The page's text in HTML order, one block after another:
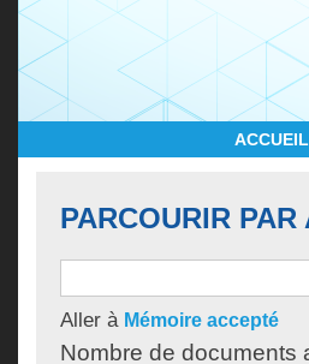
ACCUEIL
PARCOURIR PAR
Aller à Mémoire accepté
Nombre de documents